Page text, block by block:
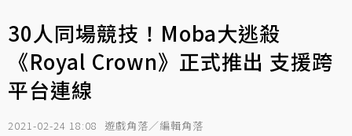
30人同場競技！Moba大逃殺
《Royal Crown》正式推出 支援跨
平台連線
2021-02-24 18:08 遊戲角落／編輯角落